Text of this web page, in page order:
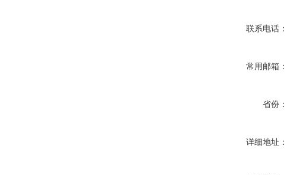
联系电话：
常用邮箱：
省份：
详细地址：